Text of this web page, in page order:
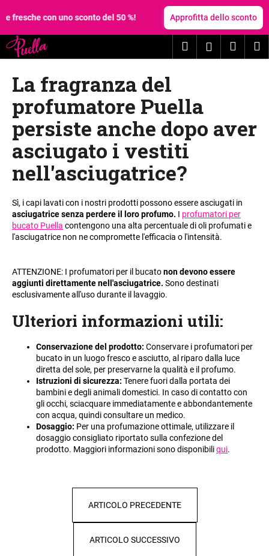
con uno sconto del 50 %! Approfitta dello sconto
RicercaAccesso
La fragranza del
profumatore Puella
persiste anche dopo aver
asciugato i vestiti
nell'asciugatrice?
Sì, i capi lavati con i nostri prodotti possono essere asciugati in
asciugatrice senza perdere il loro profumo. I profumatori per
bucato Puella contengono una alta percentuale di oli profumati e
l'asciugatrice non ne compromette l'efficacia o l'intensità.
ATTENZIONE: I profumatori per il bucatonon devono essere
aggiunti direttamente nell'asciugatrice. Sono destinati
esclusivamente all'uso durante il lavaggio.
Ulteriori informazioni utili:
Conservazione del prodotto: Conservare i profumatori per
bucato in un luogo fresco e asciutto, al riparo dalla luce
diretta del sole, per preservarne la qualità e il profumo.
Istruzioni di sicurezza: Tenere fuori dalla portata dei
bambini e degli animali domestici. In caso di contatto con
gli occhi, sciacquare immediatamente e abbondantemente
con acqua, quindi consultare un medico.
Dosaggio: Per una profumazione ottimale, utilizzare il
dosaggio consigliato riportato sulla confezione del
prodotto. Maggiori informazioni sono disponibiliqui.
ARTICOLO PRECEDENTE
ARTICOLO SUCCESSIVO
a
r
r
al negozio
al negozio
C
o
s
a
s
t
a
t
c
e
r
a
n
d
o
?
RICERCA